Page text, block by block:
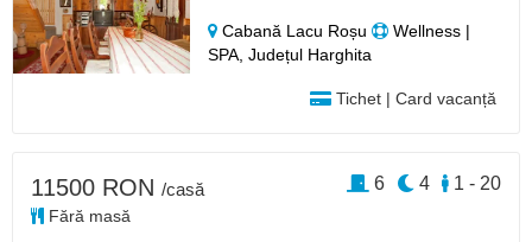
Cabană Lacu Roșu
Wellness |
SPA, Județul Harghita
Tichet | Card vacanță
11500 RON /casă
Fără masă
1 - 20
4
6